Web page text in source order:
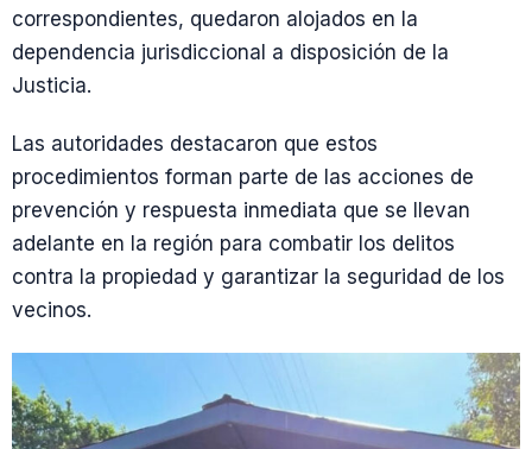
correspondientes, quedaron alojados en la
dependencia jurisdiccional a disposición de la
Justicia.
Las autoridades destacaron que estos
procedimientos forman parte de las acciones de
prevención y respuesta inmediata que se llevan
adelante en la región para combatir los delitos
contra la propiedad y garantizar la seguridad de los
vecinos.